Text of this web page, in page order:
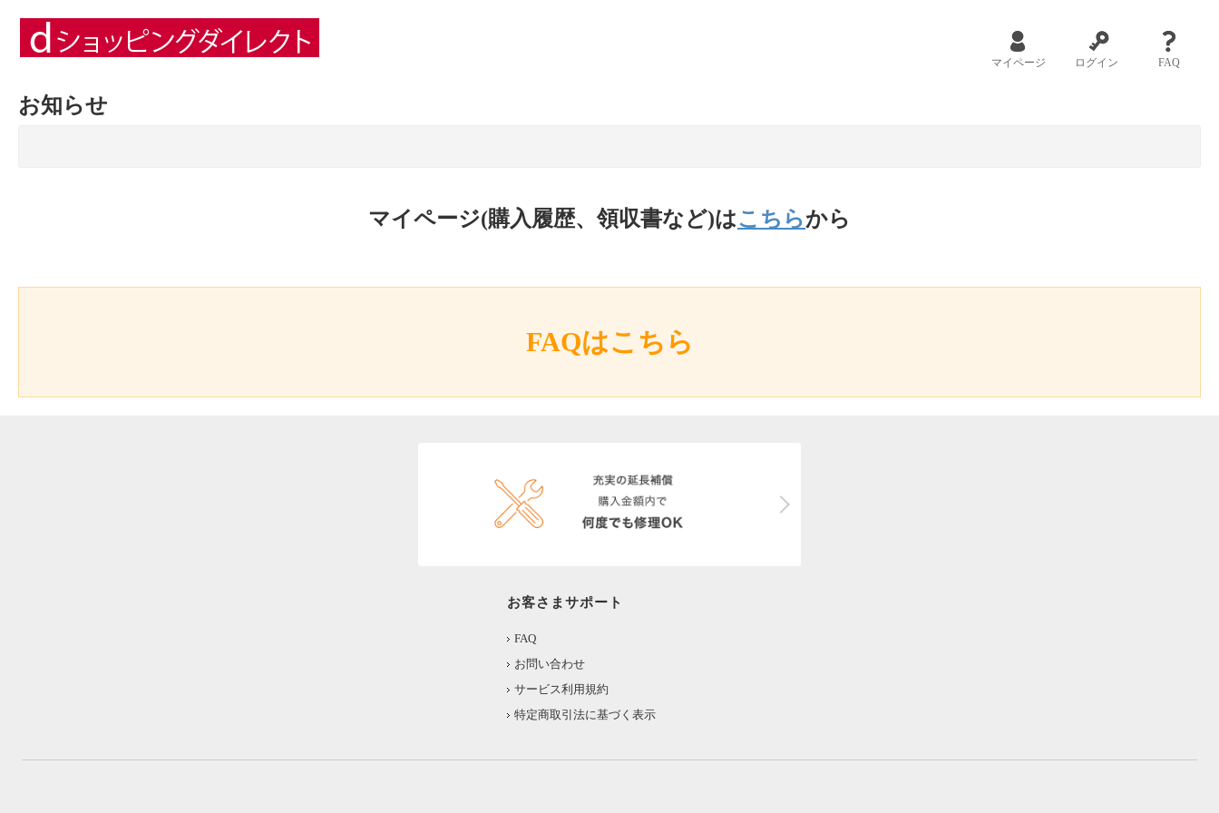
マイページ ログイン FAQ
お知らせ
マイページ(購入履歴、領収書など)はこちらから
FAQはこちら
お客さまサポート
FAQ
お問い合わせ
サービス利用規約
特定商取引法に基づく表示